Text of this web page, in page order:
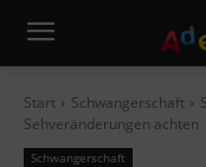
Start Schwangerschaft
Sehveränderungen achten
Schwangerschaft